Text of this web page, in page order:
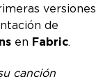
versiones
de
en Fabric.
canción